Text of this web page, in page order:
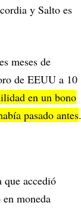
y Salto es
meses de
de EEUU a 10
en un bono
pasado antes.
que accedió
en moneda